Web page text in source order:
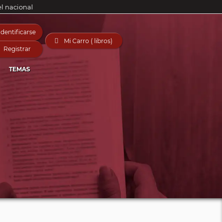
nacional
Registrar
 Mi Carro ( libros)
TEMAS